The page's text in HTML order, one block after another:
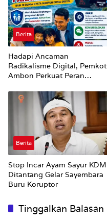
Berita
Hadapi Ancaman
Radikalisme Digital, Pemkot
Ambon Perkuat Peran
Berita
Stop Incar Ayam Sayur KDM
Ditantang Gelar Sayembara
Buru Koruptor
Tinggalkan Balasan